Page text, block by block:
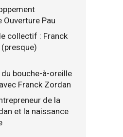
Pau
collectif : Franck
bouche-à-oreille
Franck Zordan
de la
et la naissance